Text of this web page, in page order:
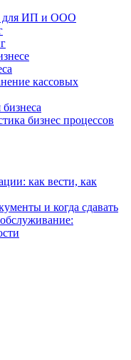
для ИП и ООО
кассовых
бизнес процессов
как вести, как
и когда сдавать